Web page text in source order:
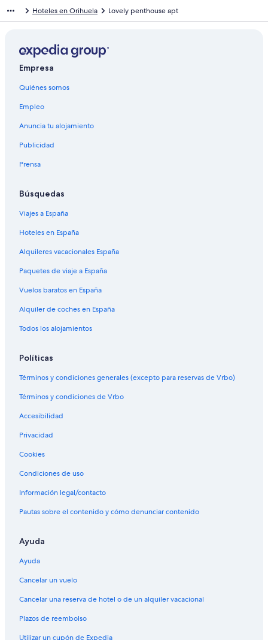
Hoteles en Orihuela Lovely penthouse apt
Empresa
Quiénes somos
Empleo
Anuncia tu alojamiento
Publicidad
Prensa
Búsquedas
Viajes a España
Hoteles en España
Alquileres vacacionales España
Paquetes de viaje a España
Vuelos baratos en España
Alquiler de coches en España
Todos los alojamientos
Políticas
Términos y condiciones generales (excepto para reservas de Vrbo)
Términos y condiciones de Vrbo
Accesibilidad
Privacidad
Cookies
Condiciones de uso
Información legal/contacto
Pautas sobre el contenido y cómo denunciar contenido
Ayuda
Ayuda
Cancelar un vuelo
Cancelar una reserva de hotel o de un alquiler vacacional
Plazos de reembolso
Utilizar un cupón de Expedia